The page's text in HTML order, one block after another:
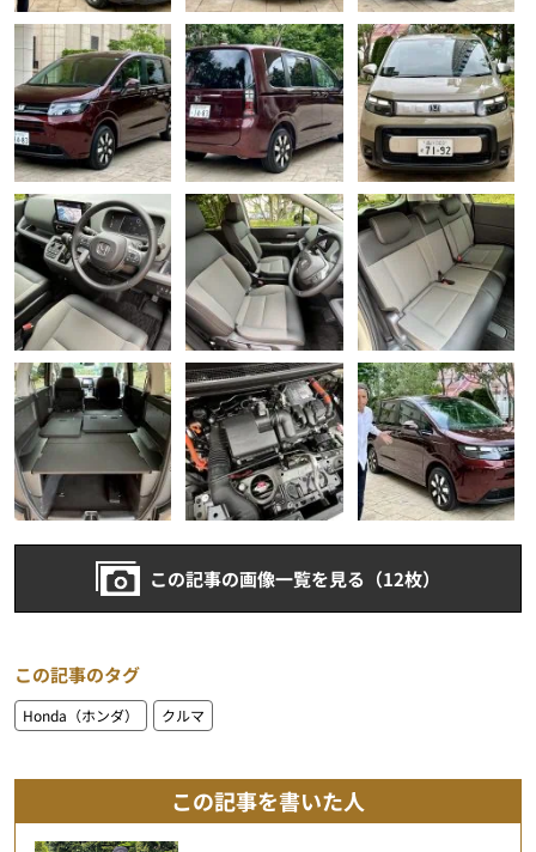
この記事の画像一覧を見る（12枚）
この記事のタグ
Honda（ホンダ） クルマ
この記事を書いた人